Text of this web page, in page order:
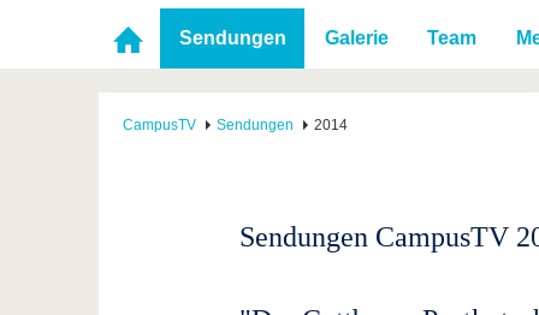
Karriere & Engagement
Partnerschaften &
Strukturwandel
Förderung
Wissenschaftlicher
Nachwuchs
Im
Sendungen Galerie Team
CampusTV Sendungen 2014
Sendungen CampusTV